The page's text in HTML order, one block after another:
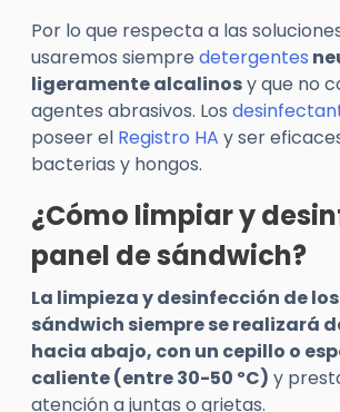
Por lo que respecta a las
usaremos siempre detergentes
ligeramente alcalinosy que no
agentes abrasivos. Los
poseer el Registro HA y ser
bacterias y hongos.
¿Cómo limpiar y
panel de sándwich?
La limpieza y desinfección de
sándwich siempre se realizará
hacia abajo, con un cepillo o
caliente (entre 30-50 ºC) y
atención a juntas o grietas.